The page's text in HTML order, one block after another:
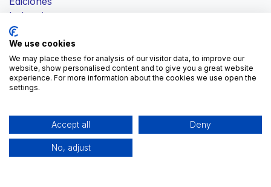
Industrias
Contáctanos
Sobre nosotros
operaciones mediante la tecnología y los procesos
adecuados, y un equipo que le acompaña más allá de
la puesta en marcha.
We use cookies
We may place these for analysis of our visitor data, to improve our
website, show personalised content and to give you a great website
experience. For more information about the cookies we use open the
settings.
Accept all Deny
No, adjust